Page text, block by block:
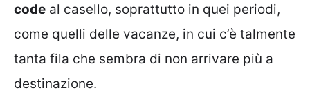
code al casello, soprattutto in quei periodi,
come quelli delle vacanze, in cui c’è talmente
tanta fila che sembra di non arrivare più a
destinazione.